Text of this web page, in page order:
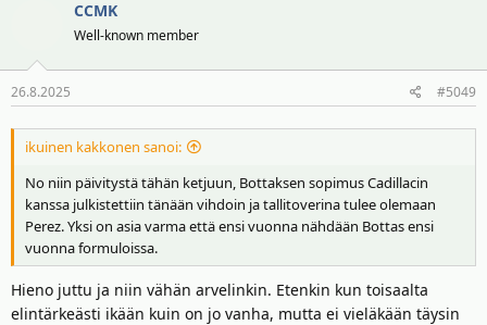
o
t
CCMK
Well-known member
26.8.2025 #5049
ikuinen kakkonen sanoi:
No niin päivitystä tähän ketjuun, Bottaksen sopimus Cadillacin
kanssa julkistettiin tänään vihdoin ja tallitoverina tulee olemaan
Perez. Yksi on asia varma että ensi vuonna nähdään Bottas ensi
vuonna formuloissa.
Hieno juttu ja niin vähän arvelinkin. Etenkin kun toisaalta
elintärkeästi ikään kuin on jo vanha, mutta ei vieläkään täysin